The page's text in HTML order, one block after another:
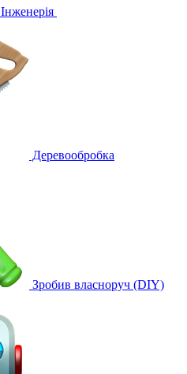
Інженерія
Деревообробка
Зробив власноруч (DIY)